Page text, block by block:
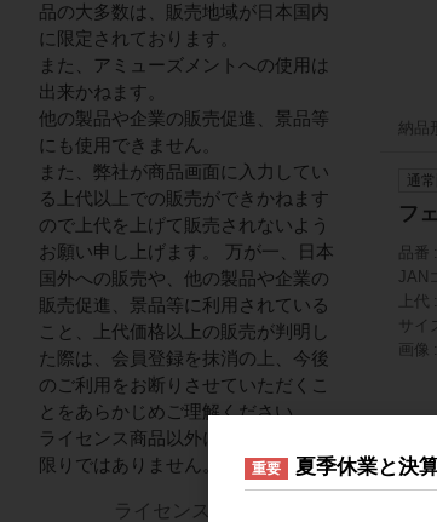
納品
通
フ
品番
JAN
上代
サイ
画像
品の大多数は、販売地域が日本国内
に限定されております。
また、アミューズメントへの使用は
出来かねます。
他の製品や企業の販売促進、景品等
にも使用できません。
また、弊社が商品画面に入力してい
る上代以上での販売ができかねます
ので上代を上げて販売されないよう
お願い申し上げます。 万が一、日本
国外への販売や、他の製品や企業の
販売促進、景品等に利用されている
こと、上代価格以上の販売が判明し
た際は、会員登録を抹消の上、今後
のご利用をお断りさせていただくこ
とをあらかじめご理解ください。
ライセンス商品以外についてはこの
限りではありません。
ライセンス一覧▼
重要 夏季休業と決